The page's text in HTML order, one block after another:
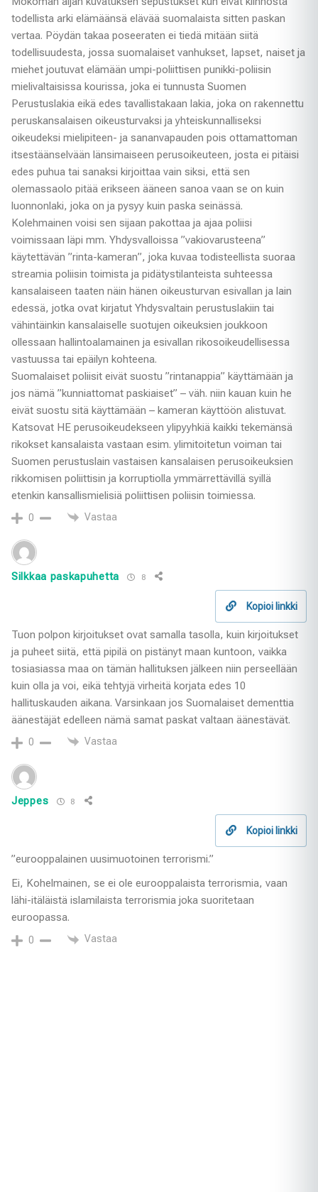
todellista arki elämäänsä elävää suomalaista sitten paskan
vertaa. Pöydän takaa poseeraten ei tiedä mitään siitä
todellisuudesta, jossa suomalaiset vanhukset, lapset, naiset ja
miehet joutuvat elämään umpi-poliittisen punikki-poliisin
mielivaltaisissa kourissa, joka ei tunnusta Suomen
Perustuslakia eikä edes tavallistakaan lakia, joka on rakennettu
peruskansalaisen oikeusturvaksi ja yhteiskunnalliseksi
oikeudeksi mielipiteen- ja sananvapauden pois ottamattoman
itsestäänselvään länsimaiseen perusoikeuteen, josta ei pitäisi
edes puhua tai sanaksi kirjoittaa vain siksi, että sen
olemassaolo pitää erikseen ääneen sanoa vaan se on kuin
luonnonlaki, joka on ja pysyy kuin paska seinässä.
Kolehmainen voisi sen sijaan pakottaa ja ajaa poliisi
voimissaan läpi mm. Yhdysvalloissa ”vakiovarusteena”
käytettävän ”rinta-kameran”, joka kuvaa todisteellista suoraa
streamia poliisin toimista ja pidätystilanteista suhteessa
kansalaiseen taaten näin hänen oikeusturvan esivallan ja lain
edessä, jotka ovat kirjatut Yhdysvaltain perustuslakiin tai
vähintäinkin kansalaiselle suotujen oikeuksien joukkoon
ollessaan hallintoalamainen ja esivallan rikosoikeudellisessa
vastuussa tai epäilyn kohteena.
Suomalaiset poliisit eivät suostu ”rintanappia” käyttämään ja
jos nämä ”kunniattomat paskiaiset” – väh. niin kauan kuin he
eivät suostu sitä käyttämään – kameran käyttöön alistuvat.
Katsovat HE perusoikeudekseen ylipyyhkiä kaikki tekemänsä
rikokset kansalaista vastaan esim. ylimitoitetun voiman tai
Suomen perustuslain vastaisen kansalaisen perusoikeuksien
rikkomisen poliittisin ja korruptiolla ymmärrettävillä syillä
etenkin kansallismielisiä poliittisen poliisin toimiessa.
0 Vastaa
Silkkaa paskapuhetta 8
Kopioi linkki
Tuon polpon kirjoitukset ovat samalla tasolla, kuin kirjoitukset
ja puheet siitä, että pipilä on pistänyt maan kuntoon, vaikka
tosiasiassa maa on tämän hallituksen jälkeen niin perseellään
kuin olla ja voi, eikä tehtyjä virheitä korjata edes 10
hallituskauden aikana. Varsinkaan jos Suomalaiset dementtia
äänestäjät edelleen nämä samat paskat valtaan äänestävät.
0 Vastaa
Jeppes 8
Kopioi linkki
”eurooppalainen uusimuotoinen terrorismi.”
Ei, Kohelmainen, se ei ole eurooppalaista terrorismia, vaan
lähi-itäläistä islamilaista terrorismia joka suoritetaan
euroopassa.
0 Vastaa